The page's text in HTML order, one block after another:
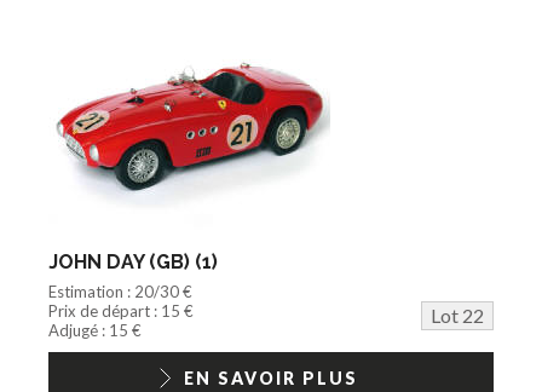
JOHN DAY (GB) (1)
Estimation : 20/30 €
Prix de départ : 15 €
Lot 22
Adjugé : 15 €
EN SAVOIR PLUS